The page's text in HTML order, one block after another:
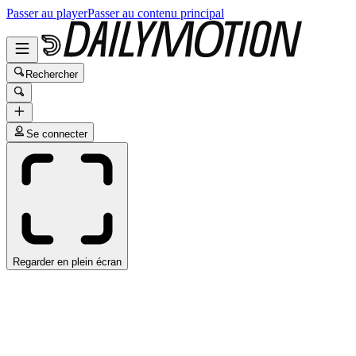
Passer au playerPasser au contenu principal
Rechercher
Se connecter
Regarder en plein écran